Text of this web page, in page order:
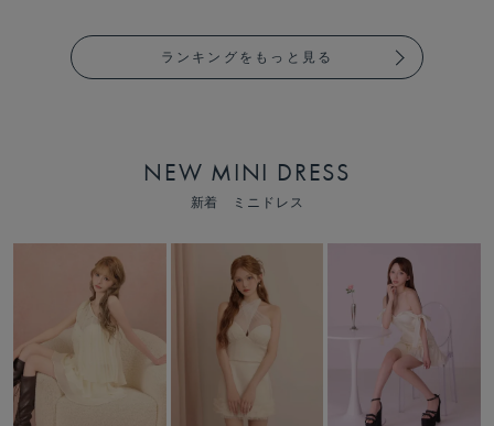
ランキングをもっと見る
NEW MINI DRESS
新着 ミニドレス